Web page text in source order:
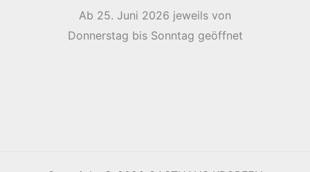
Ab 25. Juni 2026 jeweils von
Donnerstag bis Sonntag geöffnet